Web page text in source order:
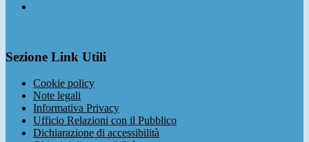
Sezione Link Utili
Cookie policy
Note legali
Informativa Privacy
Ufficio Relazioni con il Pubblico
Dichiarazione di accessibilità